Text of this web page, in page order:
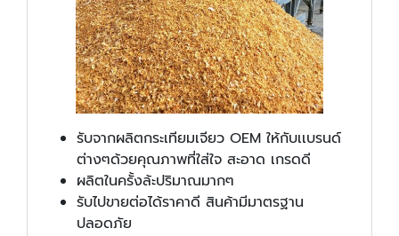
รับจากผลิตกระเทียมเจียว OEM ให้กับเเบรนด์
ต่างๆด้วยคุณภาพที่ใส่ใจ สะอาด เกรดดี
ผลิตในครั้งล้ะปริมาณมากๆ
รับไปขายต่อได้ราคาดี สินค้ามีมาตรฐาน
ปลอดภัย